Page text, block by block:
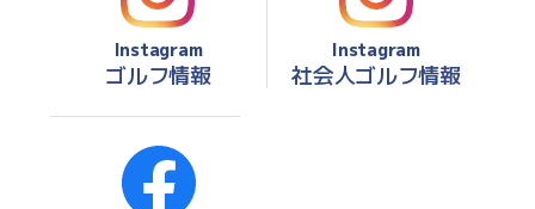
Instagram
ゴルフ情報
Instagram
社会人ゴルフ情報